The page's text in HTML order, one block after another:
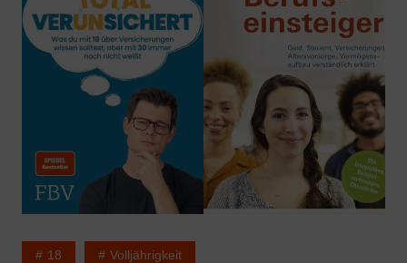
18 Volljährigkeit